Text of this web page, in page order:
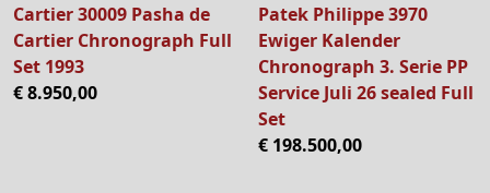
Cartier 30009 Pasha de
Cartier Chronograph Full
Set 1993
€ 8.950,00
Patek Philippe 3970
Ewiger Kalender
Chronograph 3. Serie PP
Service Juli 26 sealed Full
Set
€ 198.500,00